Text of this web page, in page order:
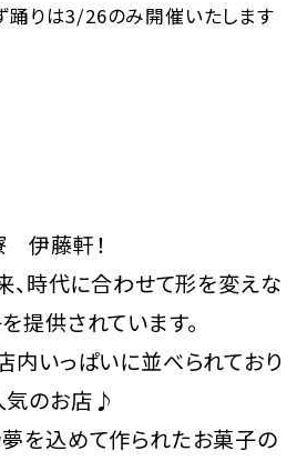
りは3/26のみ開催いたします
伊藤軒！
時代に合わせて形を変えな
提供されています。
内いっぱいに並べられており
気のお店♪
を込めて作られたお菓子の